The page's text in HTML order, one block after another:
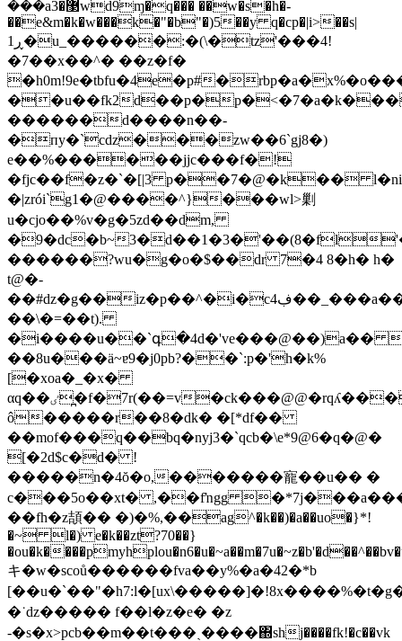
���a޳�3wd9ɱ�q��� ��w�s�h�-
��e&m�k�w���k�"�b"�)5��y q�cp�|i>��s|
ڕ1�u_������:�(\�tz'���4!
�7��x��^� ��z�f�
�h0m!9e�tbfu�4e�p#
��u��fk2d��p�
������d����n��-
�пy�`cǳ���zw��6`gj8�)
e��%������jjc���f�!
�fjc��f�z�`�[|3 p��7�@�k��
�|zrói`g1�@����^}���wl>剿
u�cjo��%v�g�5zd��dm,
�9�dc�b~3�d��1�3�'��(8�fl
������?wu�g�o�$��dr 7�4 8�h� h�
t@�-
��#dz�g��iz�p��^�i�c4ڣ��_���a��\&
��\�=��t).
�i����u��`գ�4d�'ve���@��)a��
��8u���ä~ɐ9�j0pb?��`:p�'h�k%
[�xoa�_�x�
αq��ٸ�̪f�7r(��=v�ck���@@�rqʎ���]!
ô�����r��8�dk� �[*df��
��mof���q��bq�nyj3�`qcb�\e*9@6�q�@�
[�2d$c�d� !
�����n�4ŏ�o,�������寵��u�� �
c���5o��xt� ,��fŉgg
��fh�z頡�� �)�%,��аg^�k��)�a��uo�}*!
�~ l�) e�k��zt?70��}
�ou�k�
キ�w�scoů������fva��y%�a�42�*b
[��u�`��"�h7:l�[ux\�����]�!8x���
�˙ dz����� f��l�z�e� �z
-�s�x>pcb��m��t���ˏ����΍shj����fk!�c��vk